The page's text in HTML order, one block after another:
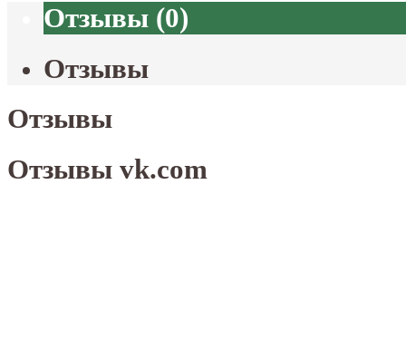
Отзывы (0)
Отзывы
Отзывы
Отзывы vk.com